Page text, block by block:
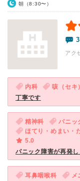
朝（8:30〜）
アク
内科 咳（セキ）
丁寧です
精神科
パニッ
5.0
パニック障害が再発
耳鼻咽喉科
メ